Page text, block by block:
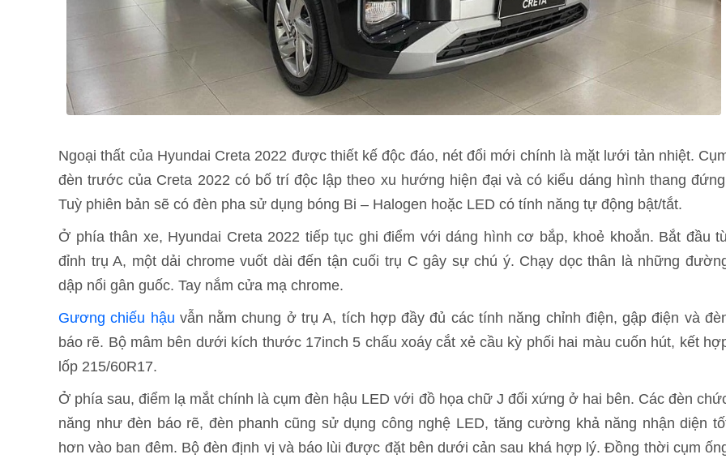
Ngoại thất của Hyundai Creta 2022 được thiết kế độc đáo, nét đổi mới chính là mặt lưới tản nhiệt.
đèn trước của Creta 2022 có bố trí độc lập theo xu hướng hiện đại và có kiểu dáng hình thang
Tuỳ phiên bản sẽ có đèn pha sử dụng bóng Bi – Halogen hoặc LED có tính năng tự động bật/tắt.
Ở phía thân xe, Hyundai Creta 2022 tiếp tục ghi điểm với dáng hình cơ bắp, khoẻ khoắn. Bắt đầu
đỉnh trụ A, một dải chrome vuốt dài đến tận cuối trụ C gây sự chú ý. Chạy dọc thân là những
dập nổi gân guốc. Tay nắm cửa mạ chrome.
Gương chiếu hậu vẫn nằm chung ở trụ A, tích hợp đầy đủ các tính năng chỉnh điện, gập điện và
báo rẽ. Bộ mâm bên dưới kích thước 17inch 5 chấu xoáy cắt xẻ cầu kỳ phối hai màu cuốn hút, kết
lốp 215/60R17.
Ở phía sau, điểm lạ mắt chính là cụm đèn hậu LED với đồ họa chữ J đối xứng ở hai bên. Các đèn
năng như đèn báo rẽ, đèn phanh cũng sử dụng công nghệ LED, tăng cường khả năng nhận diện
hơn vào ban đêm. Bộ đèn định vị và báo lùi được đặt bên dưới cản sau khá hợp lý. Đồng thời cụm